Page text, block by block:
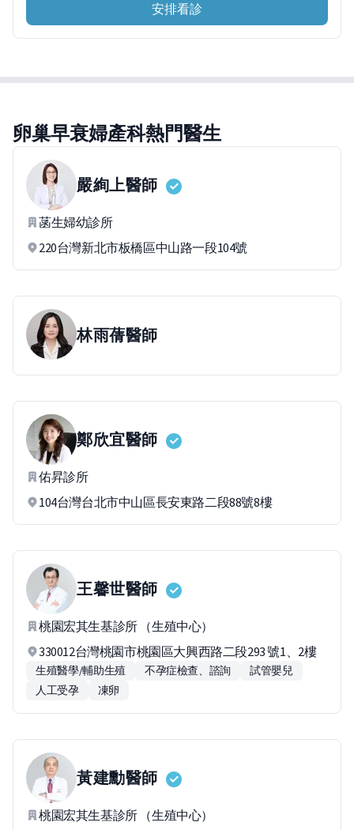
安排看診
卵巢早衰婦產科熱門醫生
嚴絢上醫師
菡生婦幼診所
220台灣新北市板橋區中山路一段104號
林雨蒨醫師
鄭欣宜醫師
佑昇診所
104台灣台北市中山區長安東路二段88號8樓
王馨世醫師
桃園宏其生基診所 （生殖中心）
330012台灣桃園市桃園區大興西路二段293 號1、2樓
生殖醫學/輔助生殖 不孕症檢查、諮詢
試管嬰兒
人工受孕
凍卵
黃建勳醫師
桃園宏其生基診所 （生殖中心）